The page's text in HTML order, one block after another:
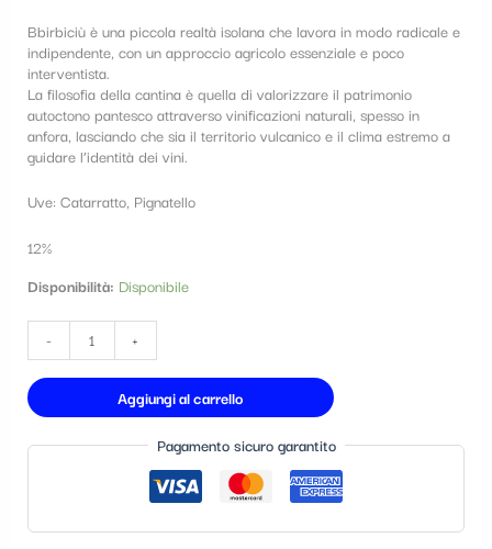
Bbirbiciùè una piccola realtà isolana che lavora in modo radicale e
indipendente, con un approccio agricolo essenziale e poco
interventista.
La filosofia della cantina è quella di valorizzare il patrimonio
autoctono pantesco attraverso vinificazioni naturali, spesso in
anfora, lasciando che sia il territorio vulcanico e il clima estremo a
guidare l’identità dei vini.
Uve: Catarratto, Pignatello
12%
Disponibilità: Disponibile
- +
Aggiungi al carrello
Pagamento sicuro garantito
g
o
r
i